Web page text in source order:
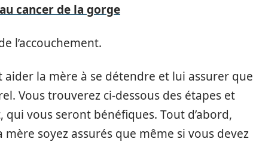
cancer de la gorge
l’accouchement.
aider la mère à se détendre et lui assurer que
Vous trouverez ci-dessous des étapes et
qui vous seront bénéfiques. Tout d’abord,
soyez assurés que même si vous devez